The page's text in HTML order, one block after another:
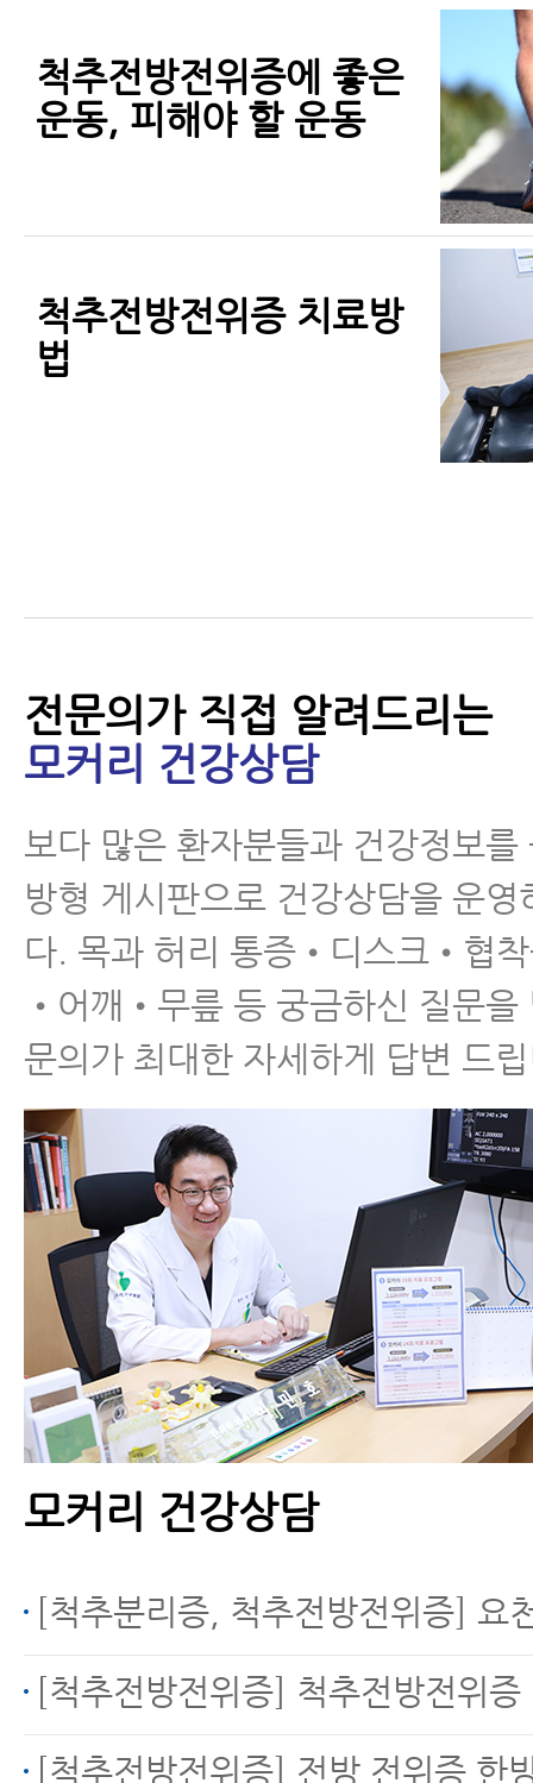
척추전방전위증에 좋은
운동, 피해야 할 운동
척추전방전위증 치료방
법
전문의가 직접 알려드리는
모커리 건강상담
보다 많은 환자분들과 건강정보를
방형 게시판으로 건강상담을 운영
다. 목과 허리 통증•디스크•협
•어깨•무릎 등 궁금하신 질문을
문의가 최대한 자세하게 답변 드
모커리 건강상담
[척추분리증, 척추전방전위증] 요천부(L5~S1)에 척추분리증 척추전방전위가 있
[척추전방전위증] 척추전방전위증
[척추전방전위증] 전방 전위증 한방치료 가능한